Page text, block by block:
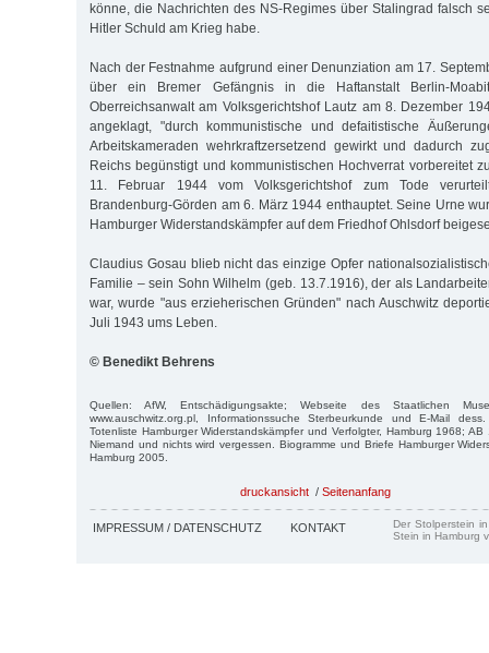
könne, die Nachrichten des NS-Regimes über Stalingrad falsch
Hitler Schuld am Krieg habe.
Nach der Festnahme aufgrund einer Denunziation am 17.
über ein Bremer Gefängnis in die Haftanstalt Berlin-
Oberreichsanwalt am Volksgerichtshof Lautz am 8. Dezember
angeklagt, "durch kommunistische und defaitistische
Arbeitskameraden wehrkraftzersetzend gewirkt und dadurch
Reichs begünstigt und kommunistischen Hochverrat vorbereitet
11. Februar 1944 vom Volksgerichtshof zum Tode
Brandenburg-Görden am 6. März 1944 enthauptet. Seine Urne
Hamburger Widerstandskämpfer auf dem Friedhof Ohlsdorf
Claudius Gosau blieb nicht das einzige Opfer
Familie – sein Sohn Wilhelm (geb. 13.7.1916), der als
war, wurde "aus erzieherischen Gründen" nach Auschwitz
Juli 1943 ums Leben.
© Benedikt Behrens
Quellen: AfW, Entschädigungsakte; Webseite des Staatlichen
www.auschwitz.org.pl, Informationssuche Sterbeurkunde und E-Mail
Totenliste Hamburger Widerstandskämpfer und Verfolgter, Hamburg 1968;
Niemand und nichts wird vergessen. Biogramme und Briefe Hamburger
Hamburg 2005.
druckansicht / Seitenanfang
IMPRESSUM / DATENSCHUTZ KONTAKT
Der Stolperstein
Stein in Hamburg